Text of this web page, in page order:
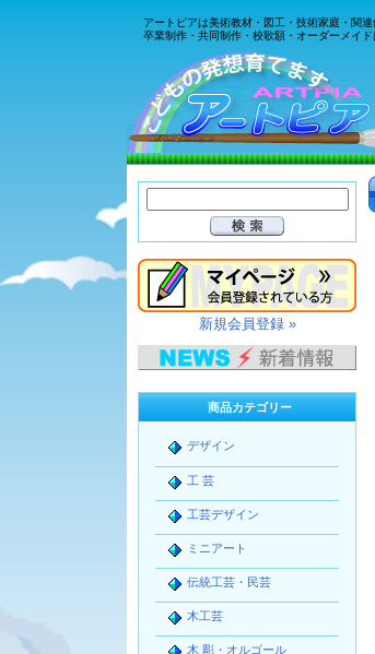
アートピアは美術教材・図工・技術家庭・関
卒業制作・共同制作・校歌額・オーダーメイド
新規会員登録 »
商品カテゴリー
デザイン
工 芸
工芸デザイン
ミニアート
伝統工芸・民芸
木工芸
木 彫・オルゴール